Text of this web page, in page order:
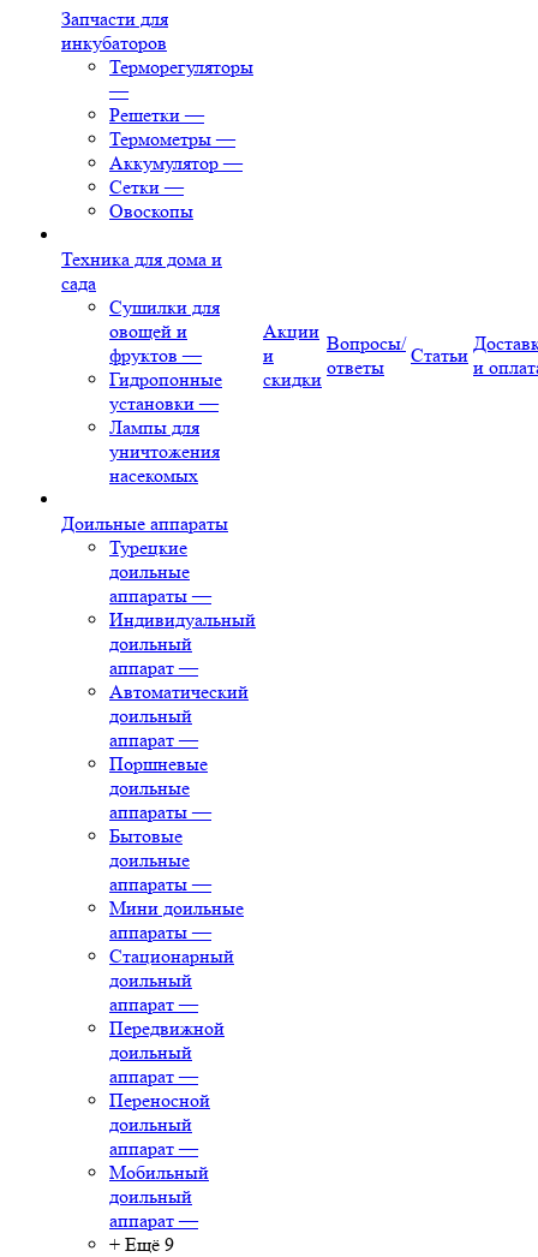
Запчасти для
инкубаторов
Терморегуляторы
—
Решетки —
Термометры —
Аккумулятор —
Сетки —
Овоскопы
Техника для дома и
сада
Сушилки для
овощей и
фруктов —
Гидропонные
установки —
Лампы для
уничтожения
насекомых
Доильные аппараты
Турецкие
доильные
аппараты —
Индивидуальный
доильный
аппарат —
Автоматический
доильный
аппарат —
Поршневые
доильные
аппараты —
Бытовые
доильные
аппараты —
Мини доильные
аппараты —
Стационарный
доильный
аппарат —
Передвижной
доильный
аппарат —
Переносной
доильный
аппарат —
Мобильный
доильный
аппарат —
+ Ещё 9
Акции
и
скидки
Вопросы/
ответы
Статьи
и